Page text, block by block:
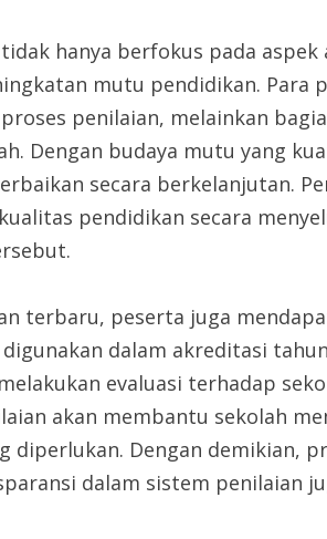
hanya berfokus pada
mutu pendidikan. Para
penilaian, melainkan
Dengan budaya mutu yang
secara berkelanjutan.
pendidikan secara
terbaru, peserta juga
dalam akreditasi
evaluasi terhadap
akan membantu sekolah
diperlukan. Dengan demikian,
dalam sistem penilaian